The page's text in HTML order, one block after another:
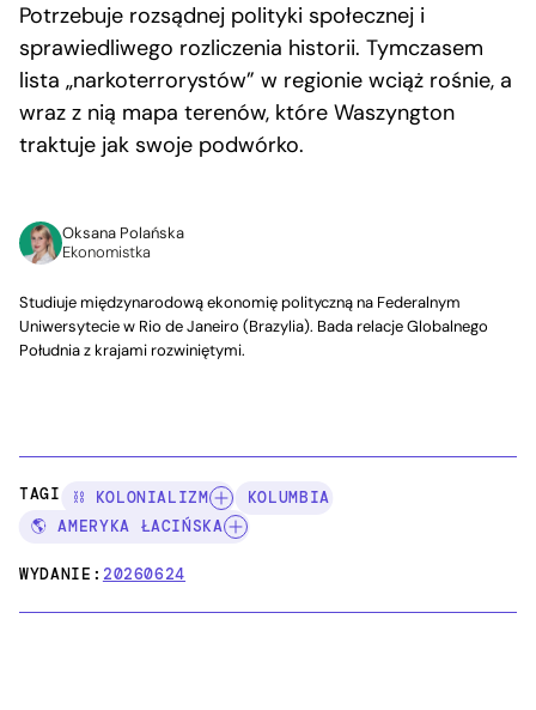
Potrzebuje rozsądnej polityki społecznej i
sprawiedliwego rozliczenia historii. Tymczasem
lista „narkoterrorystów” w regionie wciąż rośnie, a
wraz z nią mapa terenów, które Waszyngton
traktuje jak swoje podwórko.
Oksana Polańska
Ekonomistka
Studiuje międzynarodową ekonomię polityczną na Federalnym
Uniwersytecie w Rio de Janeiro (Brazylia). Bada relacje Globalnego
Południa z krajami rozwiniętymi.
TAGI: ⛓️ KOLONIALIZM
KOLUMBIA
🌎 AMERYKA ŁACIŃSKA
WYDANIE:20260624